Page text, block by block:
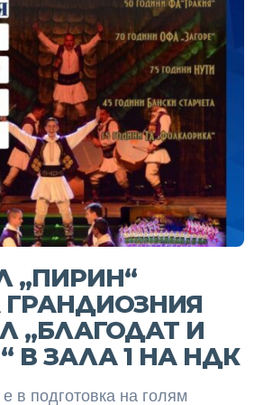
„ПИРИН“
ГРАНДИОЗНИЯ
„БЛАГОДАТ И
В ЗАЛА 1 НА НДК
в подготовка на голям